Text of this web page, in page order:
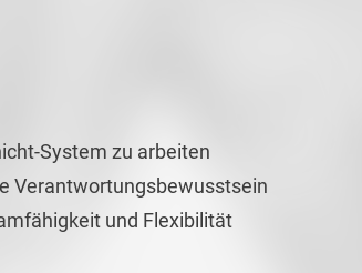
System zu arbeiten
Verantwortungsbewusstsein
und Flexibilität